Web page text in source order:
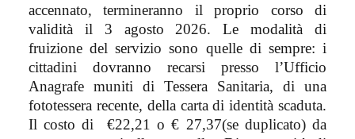
accennato, termineranno il proprio corso di
validità il 3 agosto 2026. Le modalità di
fruizione del servizio sono quelle di sempre: i
cittadini dovranno recarsi presso l’Ufficio
Anagrafe muniti di Tessera Sanitaria, di una
fototessera recente, della carta di identità scaduta.
Il costo di
€22,21 o € 27,37(se duplicato) da